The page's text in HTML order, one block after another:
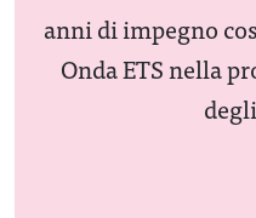
anni di impegno
Onda ETS nella